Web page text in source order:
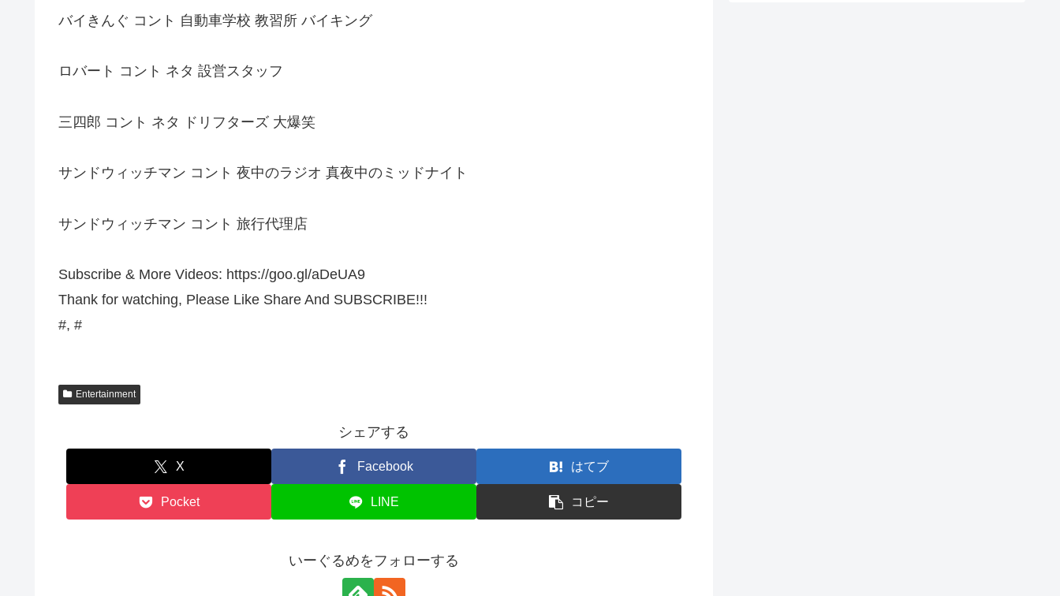
バイきんぐ コント 自動車学校 教習所 バイキング
ロバート コント ネタ 設営スタッフ
三四郎 コント ネタ ドリフターズ 大爆笑
サンドウィッチマン コント 夜中のラジオ 真夜中のミッドナイト
サンドウィッチマン コント 旅行代理店
Subscribe & More Videos: https://goo.gl/aDeUA9
Thank for watching, Please Like Share And SUBSCRIBE!!!
#, #
Entertainment
シェアする
X Facebook はてブ
Pocket LINE コピー
いーぐるめをフォローする